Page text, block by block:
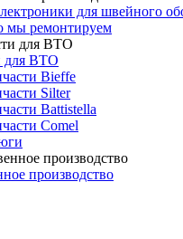
для швейного
мы ремонтируем
для ВТО
Bieffe
Silter
Battistella
Comel
производство